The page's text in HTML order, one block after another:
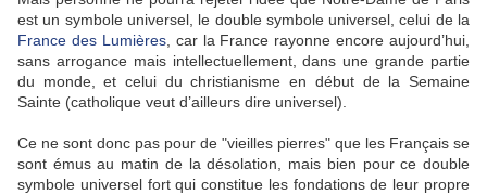
est un symbole universel, le double symbole universel, celui de la
France des Lumières, car la France rayonne encore aujourd’hui,
sans arrogance mais intellectuellement, dans une grande partie
du monde, et celui du christianisme en début de la Semaine
Sainte (catholique veut d’ailleurs dire universel).
Ce ne sont donc pas pour de "vieilles pierres" que les Français se
sont émus au matin de la désolation, mais bien pour ce double
symbole universel fort qui constitue les fondations de leur propre